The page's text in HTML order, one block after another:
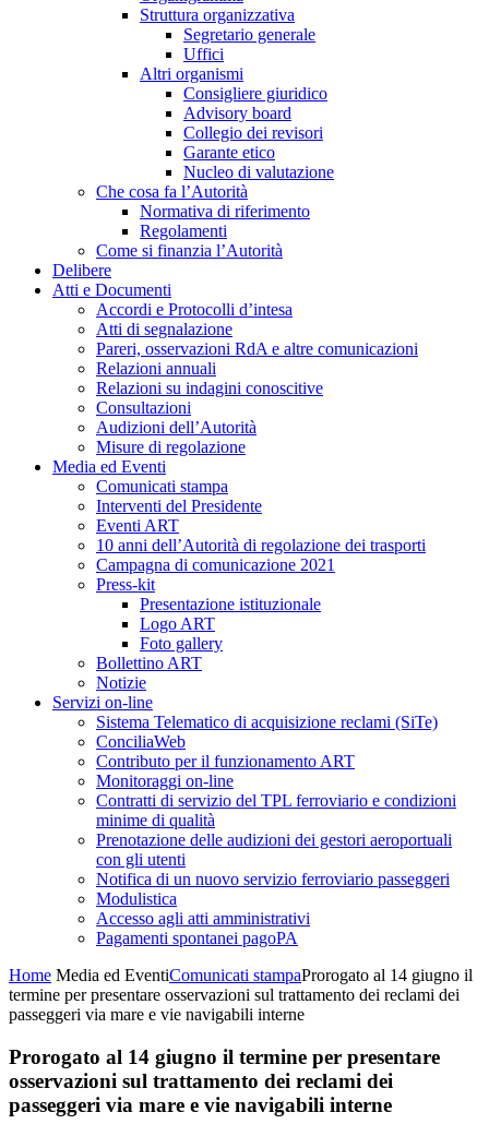
Struttura organizzativa
Segretario generale
Uffici
Altri organismi
Consigliere giuridico
Advisory board
Collegio dei revisori
Garante etico
Nucleo di valutazione
Che cosa fa l’Autorità
Normativa di riferimento
Regolamenti
Come si finanzia l’Autorità
Delibere
Atti e Documenti
Accordi e Protocolli d’intesa
Atti di segnalazione
Pareri, osservazioni RdA e altre comunicazioni
Relazioni annuali
Relazioni su indagini conoscitive
Consultazioni
Audizioni dell’Autorità
Misure di regolazione
Media ed Eventi
Comunicati stampa
Interventi del Presidente
Eventi ART
10 anni dell’Autorità di regolazione dei trasporti
Campagna di comunicazione 2021
Press-kit
Presentazione istituzionale
Logo ART
Foto gallery
Bollettino ART
Notizie
Servizi on-line
Sistema Telematico di acquisizione reclami (SiTe)
ConciliaWeb
Contributo per il funzionamento ART
Monitoraggi on-line
Contratti di servizio del TPL ferroviario e condizioni
minime di qualità
Prenotazione delle audizioni dei gestori aeroportuali
con gli utenti
Notifica di un nuovo servizio ferroviario passeggeri
Modulistica
Accesso agli atti amministrativi
Pagamenti spontanei pagoPA
Home Media ed EventiComunicati stampaProrogato al 14 giugno il
termine per presentare osservazioni sul trattamento dei reclami dei
passeggeri via mare e vie navigabili interne
Prorogato al 14 giugno il termine per presentare
osservazioni sul trattamento dei reclami dei
passeggeri via mare e vie navigabili interne